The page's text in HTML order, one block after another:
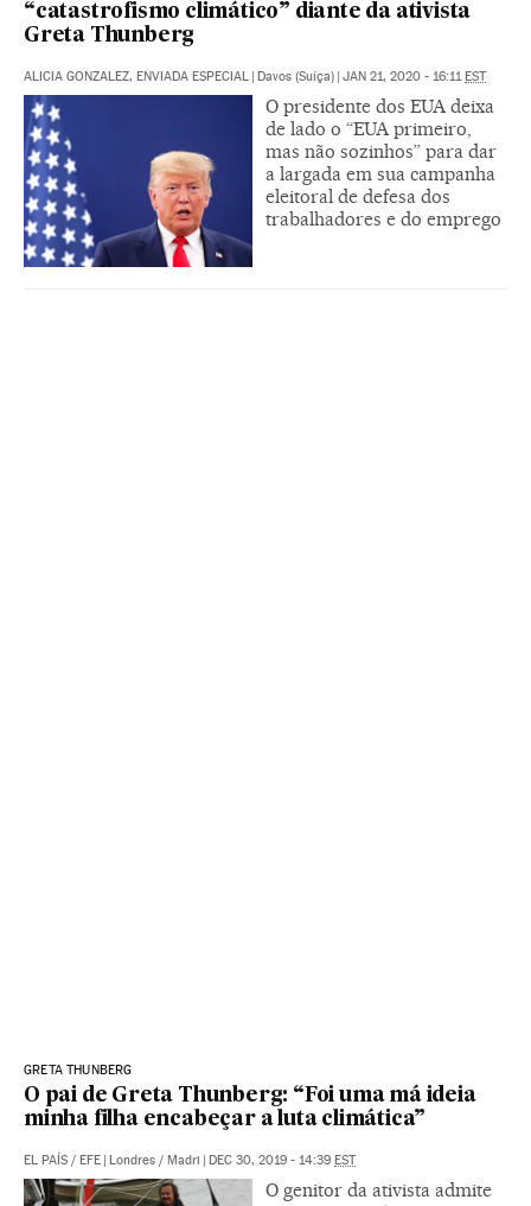
“catastrofismo climático” diante da ativista
Greta Thunberg
ALICIA GONZALEZ, ENVIADA ESPECIAL | Davos (Suíça) | JAN 21, 2020 - 16:11EST
O presidente dos EUA deixa
de lado o “EUA primeiro,
mas não sozinhos” para dar
a largada em sua campanha
eleitoral de defesa dos
trabalhadores e do emprego
GRETA THUNBERG
O pai de Greta Thunberg: “Foi uma má ideia
minha filha encabeçar a luta climática”
EL PAÍS / EFE | Londres / Madri | DEC 30, 2019 - 14:39 EST
O genitor da ativista admite